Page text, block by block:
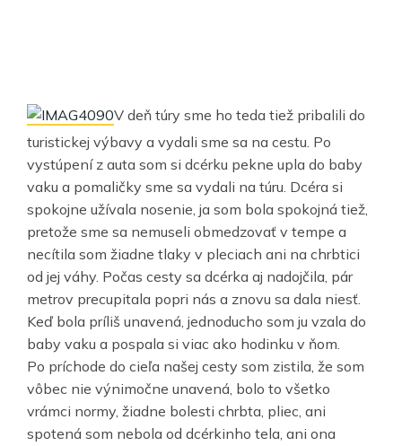
V deň túry sme ho teda tiež pribalili do
turistickej výbavy a vydali sme sa na cestu. Po
vystúpení z auta som si dcérku pekne upla do baby
vaku a pomaličky sme sa vydali na túru. Dcéra si
spokojne užívala nosenie, ja som bola spokojná tiež,
pretože sme sa nemuseli obmedzovať v tempe a
necítila som žiadne tlaky v pleciach ani na chrbtici
od jej váhy. Počas cesty sa dcérka aj nadojčila, pár
metrov precupitala popri nás a znovu sa dala niesť.
Keď bola príliš unavená, jednoducho som ju vzala do
baby vaku a pospala si viac ako hodinku v ňom.
Po príchode do cieľa našej cesty som zistila, že som
vôbec nie výnimočne unavená, bolo to všetko
vrámci normy, žiadne bolesti chrbta, pliec, ani
spotená som nebola od dcérkinho tela, ani ona